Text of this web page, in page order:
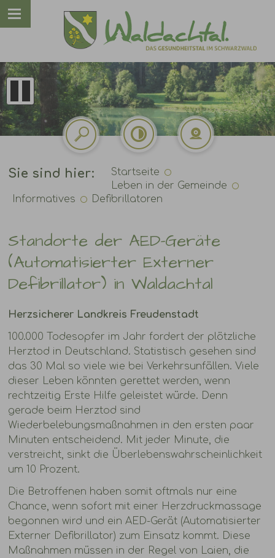
Sie sind hier:
Startseite
Leben in der Gemeinde
Informatives
Defibrillatoren
Standorte der AED-Geräte
(Automatisierter Externer
Defibrillator) in Waldachtal
Herzsicherer Landkreis Freudenstadt
100.000 Todesopfer im Jahr fordert der plötzliche
Herztod in Deutschland. Statistisch gesehen sind
das 30 Mal so viele wie bei Verkehrsunfällen. Viele
dieser Leben könnten gerettet werden, wenn
rechtzeitig Erste Hilfe geleistet würde. Denn
gerade beim Herztod sind
Wiederbelebungsmaßnahmen in den ersten paar
Minuten entscheidend. Mit jeder Minute, die
verstreicht, sinkt die Überlebenswahrscheinlichkeit
um 10 Prozent.
Die Betroffenen haben somit oftmals nur eine
Chance, wenn sofort mit einer Herzdruckmassage
begonnen wird und ein AED-Gerät (Automatisierter
Externer Defibrillator) zum Einsatz kommt. Diese
Maßnahmen müssen in der Regel von Laien, die